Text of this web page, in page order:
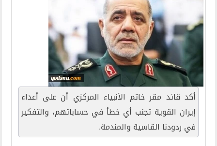
أكد قائد مقر خاتم الأنبياء المركزي أن على أعداء
إيران القوية تجنب أي خطأ في حساباتهم، والتفكير
في ردودنا القاسية والمندمة.